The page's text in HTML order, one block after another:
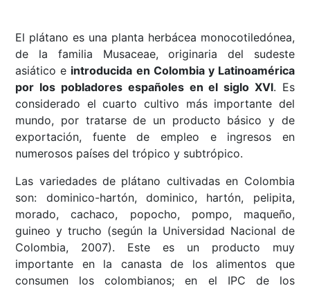
El plátano es una planta herbácea monocotiledónea,
de la familia Musaceae, originaria del sudeste
asiático e introducida en Colombia y Latinoamérica
por los pobladores españoles en el siglo XVl. Es
considerado el cuarto cultivo más importante del
mundo, por tratarse de un producto básico y de
exportación, fuente de empleo e ingresos en
numerosos países del trópico y subtrópico.
Las variedades de plátano cultivadas en Colombia
son: dominico-hartón, dominico, hartón, pelipita,
morado, cachaco, popocho, pompo, maqueño,
guineo y trucho (según la Universidad Nacional de
Colombia, 2007). Este es un producto muy
importante en la canasta de los alimentos que
consumen los colombianos; en el IPC de los